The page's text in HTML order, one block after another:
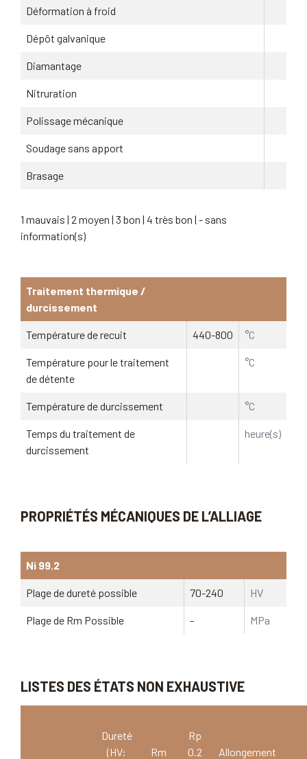
Déformation à froid
Dépôt galvanique
Diamantage
Nitruration
Polissage mécanique
Soudage sans apport
Brasage
1 mauvais | 2 moyen | 3 bon | 4 très bon | - sans
information(s)
Traitement thermique /
durcissement
Température de recuit 440-800 °C
Température pour le traitement
de détente
°C
Température de durcissement °C
Temps du traitement de
durcissement
heure(s)
PROPRIÉTÉS MÉCANIQUES DE L’ALLIAGE
Ni 99.2
Plage de dureté possible 70-240 HV
Plage de Rm Possible - MPa
LISTES DES ÉTATS NON EXHAUSTIVE
Dureté
(HV:
Rm
Rp
0.2
Allongement